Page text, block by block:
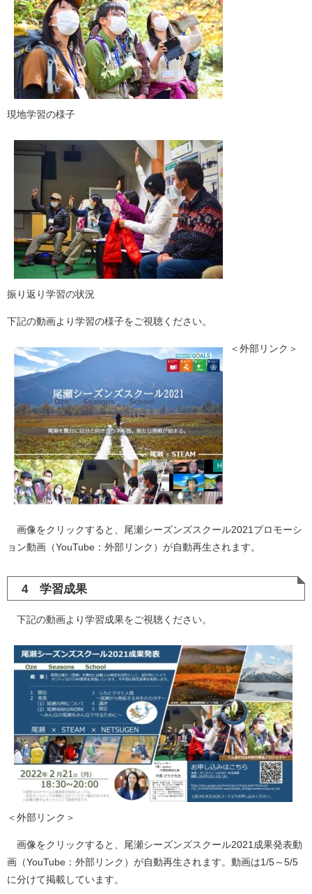
​現地学習の様子
振り返り学習の状況
下記の動画より学習の様子をご視聴ください。
＜外部リンク＞
画像をクリックすると、尾瀬シーズンズスクール2021プロモーシ
ョン動画（YouTube：外部リンク）が自動再生されます。
4 学習成果
下記の動画より学習成果をご視聴ください。
＜外部リンク＞
画像をクリックすると、尾瀬シーズンズスクール2021成果発表動
画（YouTube：外部リンク）が自動再生されます。動画は1/5～5/5
に分けて掲載しています。